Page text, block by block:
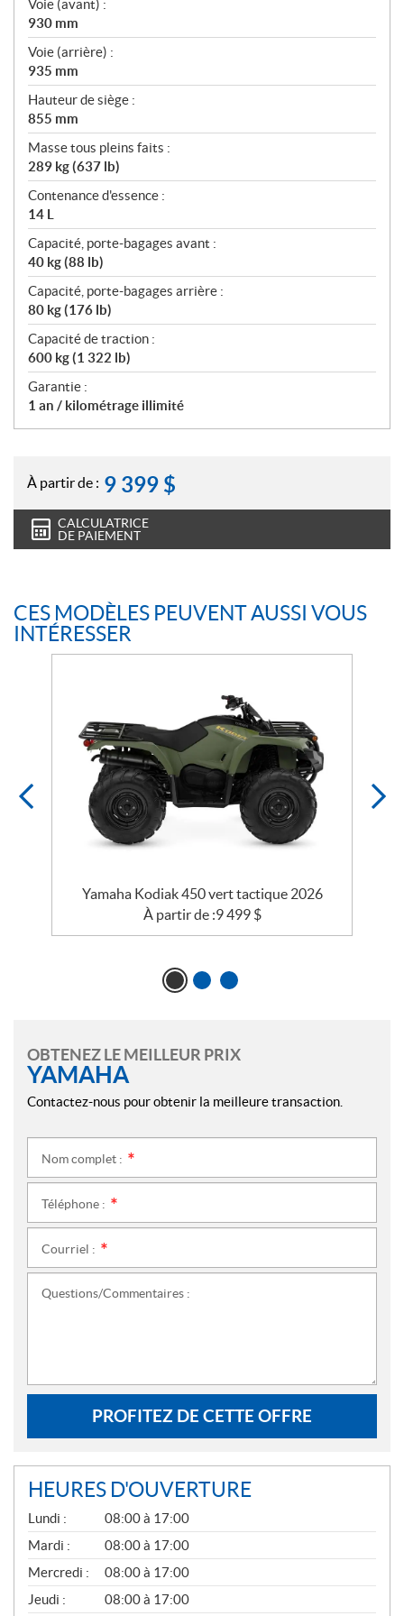
Voie (avant) :
930 mm
Voie (arrière) :
935 mm
Hauteur de siège :
855 mm
Masse tous pleins faits :
289 kg (637 lb)
Contenance d'essence :
14 L
Capacité, porte-bagages avant :
40 kg (88 lb)
Capacité, porte-bagages arrière :
80 kg (176 lb)
Capacité de traction :
600 kg (1 322 lb)
Garantie :
1 an / kilométrage illimité
À partir de : 9 399 $
CALCULATRICE
DE PAIEMENT
CES MODÈLES PEUVENT AUSSI VOUS
INTÉRESSER
Yamaha Kodiak 450 vert tactique 2026
À partir de :9 499 $
OBTENEZ LE MEILLEUR PRIX
YAMAHA
Contactez-nous pour obtenir la meilleure transaction.
Nom complet :
Téléphone :
Courriel :
Questions/Commentaires :
PROFITEZ DE CETTE OFFRE
HEURES D'OUVERTURE
G
É
N
É
R
A
L
Lundi :
08:00 à 17:00
Mardi :
08:00 à 17:00
Mercredi :
08:00 à 17:00
Jeudi :
08:00 à 17:00